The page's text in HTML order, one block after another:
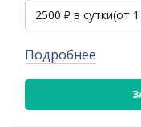
Подробнее